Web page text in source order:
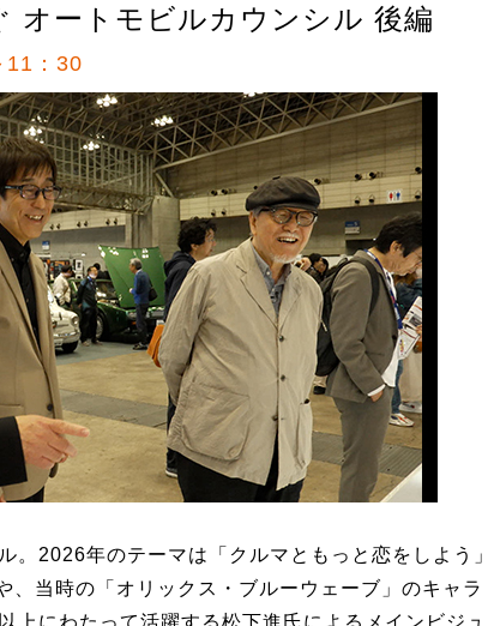
オートモビルカウンシル 後編
11：30
。2026年のテーマは「クルマともっと恋をしよう」
、当時の「オリックス・ブルーウェーブ」のキャラ
上にわたって活躍する松下進氏によるメインビジュ